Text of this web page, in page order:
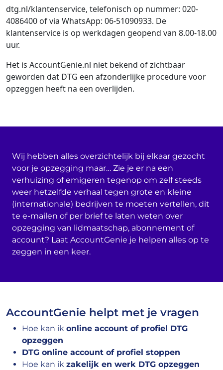
dtg.nl/klantenservice, telefonisch op nummer: 020-
4086400 of via WhatsApp: 06-51090933. De
klantenservice is op werkdagen geopend van 8.00-18.00
uur.
Het is AccountGenie.nl niet bekend of zichtbaar
geworden dat DTG een afzonderlijke procedure voor
opzeggen heeft na een overlijden.
Wij hebben alles overzichtelijk bij elkaar gezocht
voor je opzegging maar… Zie je er na een
verhuizing of emigeren tegenop om zelf steeds
weer hetzelfde verhaal tegen grote en kleine
(internationale) bedrijven te moeten vertellen, dit
te e-mailen of per brief te laten weten over
opzegging van lidmaatschap, abonnement of
account? Laat AccountGenie je helpen alles op te
zeggen in een keer.
AccountGenie helpt met je vragen
Hoe kan ik online account of profiel DTG
opzeggen
DTG online account of profiel stoppen
Hoe kan ik zakelijk en werk DTG opzeggen